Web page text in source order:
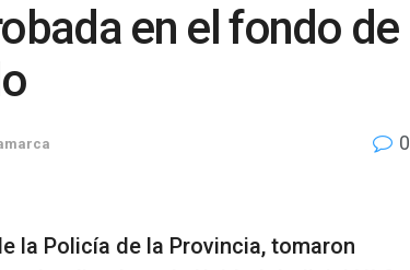
en el fondo de
0
la Policía de la Provincia, tomaron